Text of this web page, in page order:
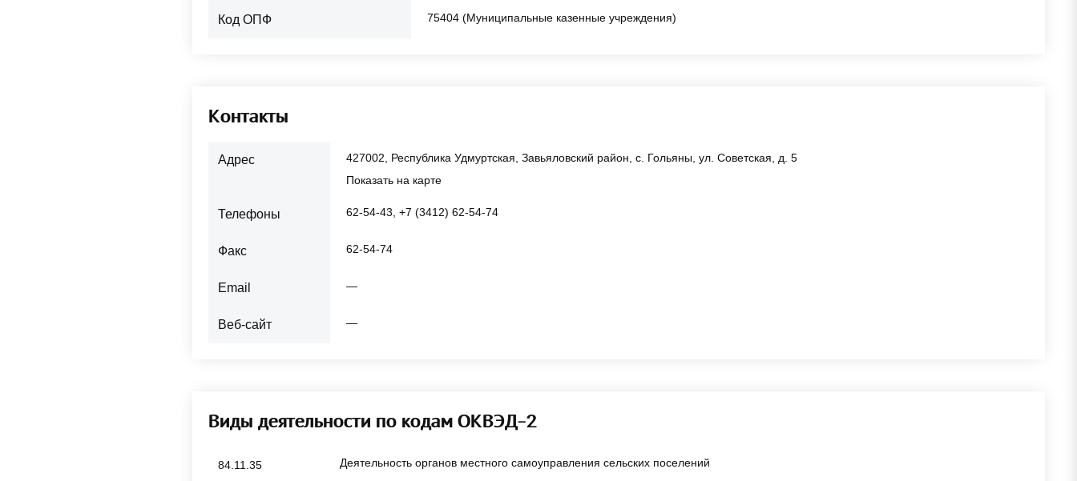
Код ОПФ 75404 (Муниципальные казенные учреждения)
Контакты
Адрес
427002, Республика Удмуртская, Завьяловский район, с. Гольяны, ул. Советская, д. 5
Показать на карте
Телефоны 62-54-43, +7 (3412) 62-54-74
Факс 62-54-74
Email —
Веб-сайт —
Виды деятельности по кодам ОКВЭД-2
84.11.35 Деятельность органов местного самоуправления сельских поселений